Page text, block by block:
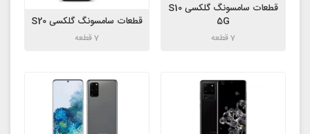
قطعات سامسونگ گلکسی S10
5G
7 قطعه
قطعات سامسونگ گلکسی S20
7 قطعه